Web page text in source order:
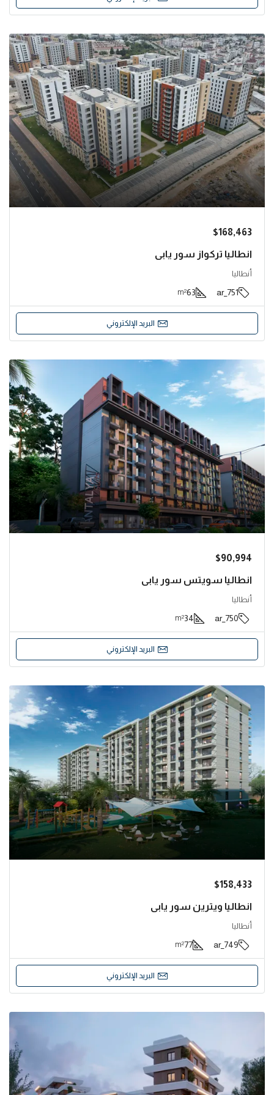
$168,463
انطاليا تركواز سور يابي
أنطاليا
751_ar
63
m²
البريد الإلكتروني
$90,994
انطاليا سويتس سور يابي
أنطاليا
750_ar
34
m²
البريد الإلكتروني
$158,433
انطاليا ويترين سور يابي
أنطاليا
749_ar
77
m²
البريد الإلكتروني